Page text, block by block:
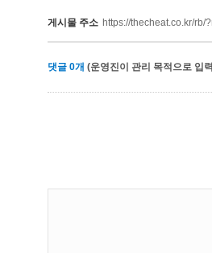
게시물 주소 https://thecheat.co.kr/
댓글 0개 (운영진이 관리 목적으로 입